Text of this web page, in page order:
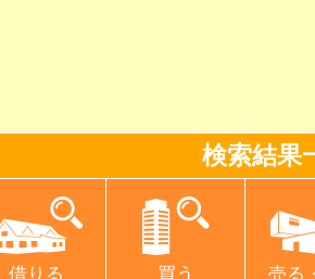
検索結果
借りる 買う 売る